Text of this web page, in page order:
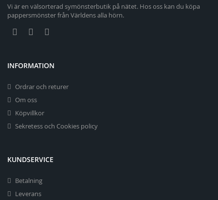
Vi är en välsorterad symönsterbutik på nätet. Hos oss kan du köpa
pappersmönster från Världens alla hörn.
INFORMATION
Ordrar och returer
Om oss
Köpvillkor
Sekretess och Cookies policy
KUNDSERVICE
Betalning
Leverans